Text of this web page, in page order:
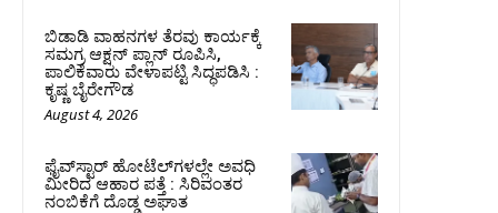
ಬಿಡಾಡಿ ವಾಹನಗಳ ತೆರವು ಕಾರ್ಯಕ್ಕೆ
ಸಮಗ್ರ ಆಕ್ಷನ್ ಪ್ಲಾನ್ ರೂಪಿಸಿ,
ಪಾಲಿಕೆವಾರು ವೇಳಾಪಟ್ಟಿ ಸಿದ್ಧಪಡಿಸಿ :
ಕೃಷ್ಣ ಬೈರೇಗೌಡ
August 4, 2026
ಫೈವ್‌ಸ್ಟಾರ್ ಹೋಟೆಲ್‌ಗಳಲ್ಲೇ ಅವಧಿ
ಮೀರಿದ ಆಹಾರ ಪತ್ತೆ : ಸಿರಿವಂತರ
ನಂಬಿಕೆಗೆ ದೊಡ್ಡ ಅಘಾತ